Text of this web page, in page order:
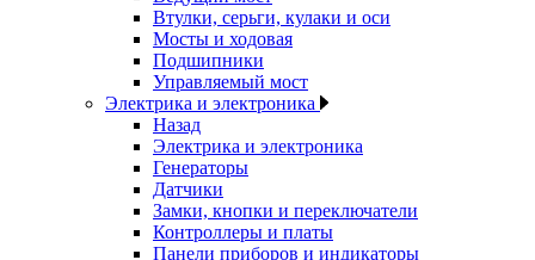
Втулки, серьги, кулаки и оси
Мосты и ходовая
Подшипники
Управляемый мост
Электрика и электроника
Назад
Электрика и электроника
Генераторы
Датчики
Замки, кнопки и переключатели
Контроллеры и платы
Панели приборов и индикаторы